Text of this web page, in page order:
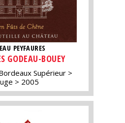
PEYFAURES
GODEAU-BOUEY
Supérieur
2005